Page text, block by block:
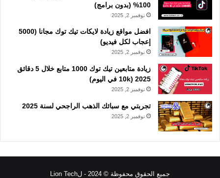
100% (بدون برامج)
نوفمبر 2, 2025
افضل مواقع زيادة لايكات تيك توك مجانا (5000
إعجاب لكل فيديو)
نوفمبر 2, 2025
زيادة متابعين تيك توك 1000 متابع خلال 5 دقائق
2025 (10k في اليوم)
نوفمبر 2, 2025
تجربتي مع سبائك الذهب الراجحي لسنة 2025
نوفمبر 2, 2025
جميع الحقوق محفوظة © 2024 - لLion Tech